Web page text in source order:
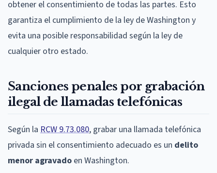
obtener el consentimiento de todas las partes. Esto
garantiza el cumplimiento de la ley de Washington y
evita una posible responsabilidad según la ley de
cualquier otro estado.
Sanciones penales por grabación
ilegal de llamadas telefónicas
Según la RCW 9.73.080, grabar una llamada telefónica
privada sin el consentimiento adecuado es un delito
menor agravado en Washington.